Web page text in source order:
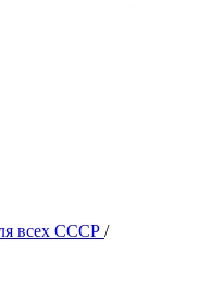
всех СССР /